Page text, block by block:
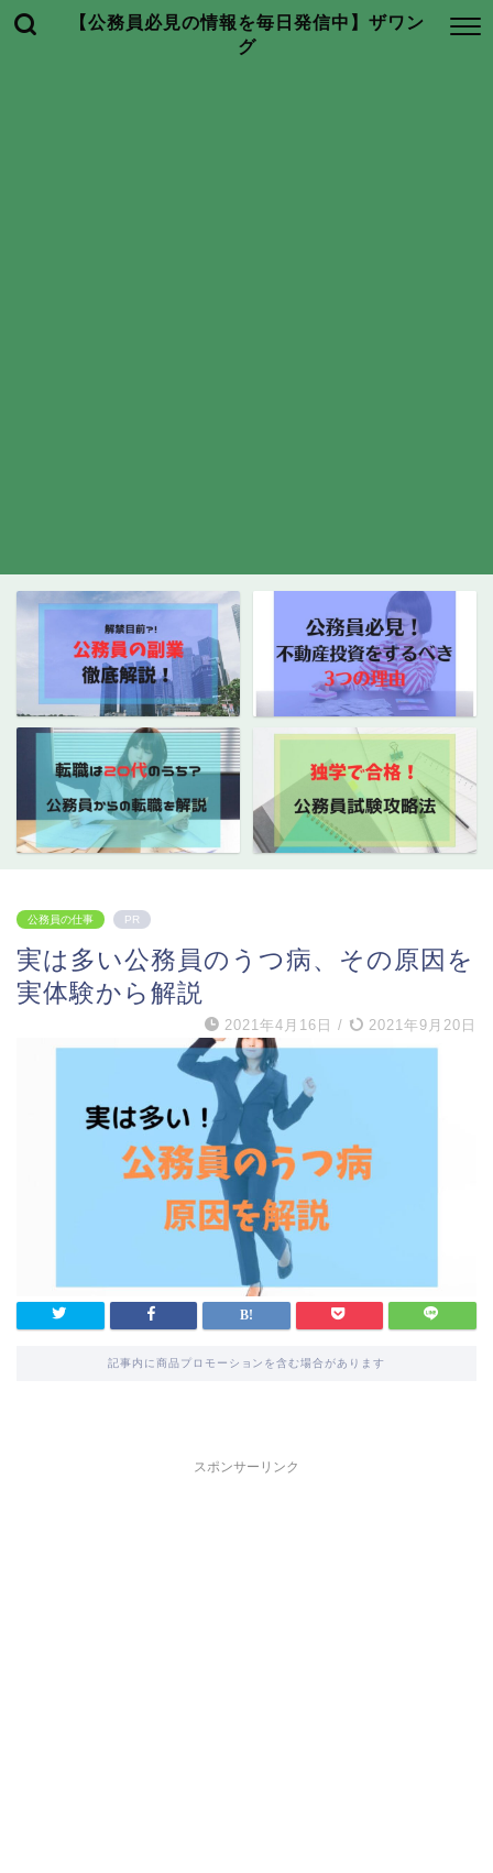
【公務員必見の情報を毎日発信中】ザワン
グ
公務員の仕事 PR
実は多い公務員のうつ病、その原因を
実体験から解説
2021年4月16日 / 2021年9月20日
記事内に商品プロモーションを含む場合があります
スポンサーリンク